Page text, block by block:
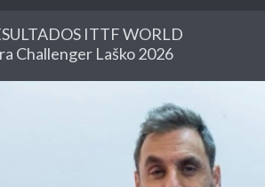
ITTF WORLD
Challenger Laško 2026